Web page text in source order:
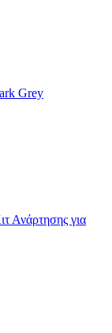
Grey
Ανάρτησης για